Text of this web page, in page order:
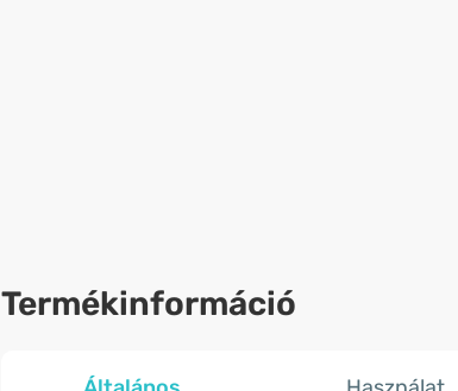
Termékinformáció